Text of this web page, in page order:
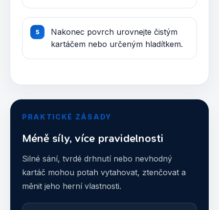
Nakonec povrch urovnejte čistým
kartáčem nebo určeným hladítkem.
PRAKTICKÉ ZÁSADY
Méně síly, více pravidelnosti
Silné sání, tvrdé drhnutí nebo nevhodný
kartáč mohou potah vytahovat, ztenčovat a
měnit jeho herní vlastnosti.